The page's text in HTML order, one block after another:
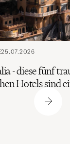
25.07.2026
- diese fünf
Hotels sind